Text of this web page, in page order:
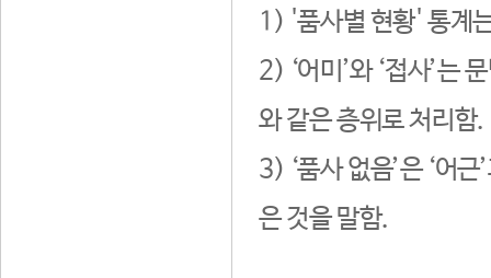
1) '품사별 현황' 통계
2) ‘어미’와 ‘접사’는
와 같은 층위로 처리함.
3) ‘품사 없음’은 ‘어
은 것을 말함.